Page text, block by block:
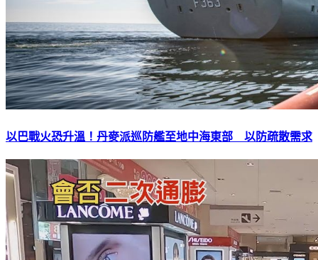
以巴戰火恐升溫！丹麥派巡防艦至地中海東部 以防疏散需求